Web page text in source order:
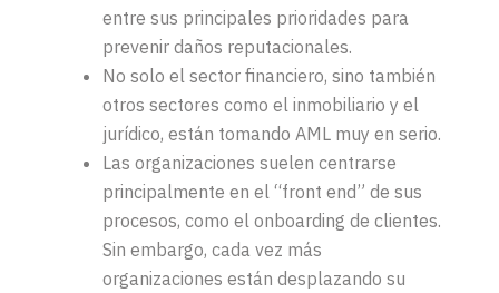
entre sus principales prioridades para
prevenir daños reputacionales.
No solo el sector financiero, sino también
otros sectores como el inmobiliario y el
jurídico, están tomando AML muy en serio.
Las organizaciones suelen centrarse
principalmente en el “front end” de sus
procesos, como el onboarding de clientes.
Sin embargo, cada vez más
organizaciones están desplazando su